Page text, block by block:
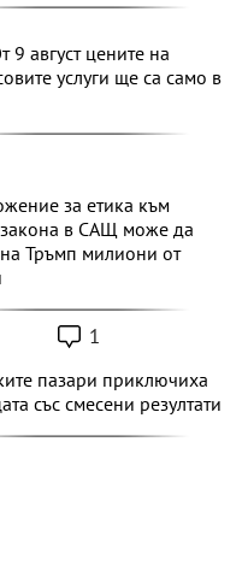
9 август цените на
услуги ще са само в
за етика към
в САЩ може да
на Тръмп милиони от
1
пазари приключиха
със смесени резултати